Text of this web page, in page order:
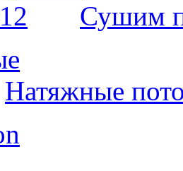
Сушим
Натяжные